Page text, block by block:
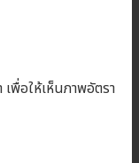
พื่อให้เห็นภาพอัตรา